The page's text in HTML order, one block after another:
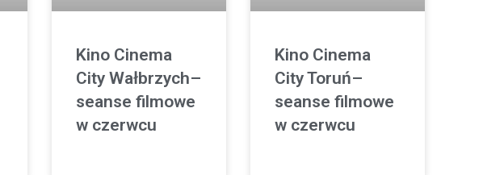
Kino Cinema
City Wałbrzych–
seanse filmowe
w czerwcu
Kino Cinema
City Toruń–
seanse filmowe
w czerwcu